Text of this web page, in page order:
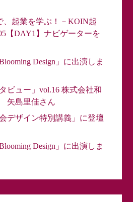
起業を学ぶ！－KOIN起
【DAY1】ナビゲーターを
Design」に出演しま
ビュー」vol.16 株式会社和
島里佳さん
デザイン特別講義」に登壇
Design」に出演しま